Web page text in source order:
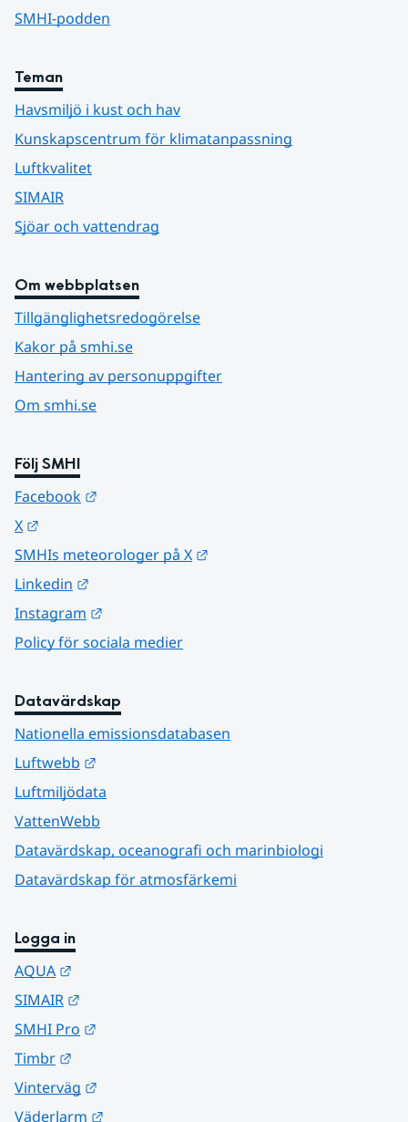
SMHI-podden
Teman
Havsmiljö i kust och hav
Kunskapscentrum för klimatanpassning
Luftkvalitet
SIMAIR
Sjöar och vattendrag
Om webbplatsen
Tillgänglighetsredogörelse
Kakor på smhi.se
Hantering av personuppgifter
Om smhi.se
Följ SMHI
Facebook
X
SMHIs meteorologer på X
Linkedin
Instagram
Policy för sociala medier
Datavärdskap
Nationella emissionsdatabasen
Luftwebb
Luftmiljödata
VattenWebb
Datavärdskap, oceanografi och marinbiologi
Datavärdskap för atmosfärkemi
Logga in
AQUA
SIMAIR
SMHI Pro
Timbr
Vinterväg
Väderlarm